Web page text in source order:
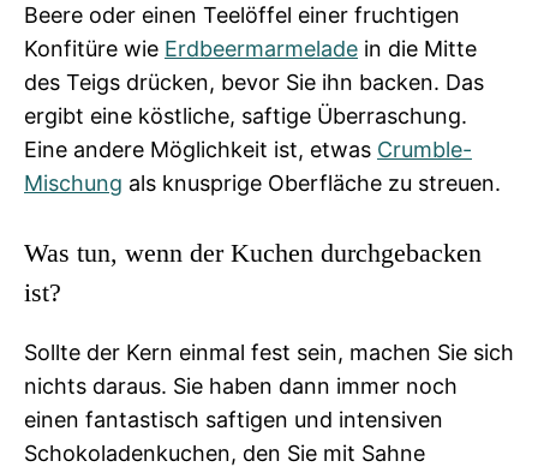
Beere oder einen Teelöffel einer fruchtigen
Konfitüre wie Erdbeermarmelade in die Mitte
des Teigs drücken, bevor Sie ihn backen. Das
ergibt eine köstliche, saftige Überraschung.
Eine andere Möglichkeit ist, etwas Crumble-
Mischung als knusprige Oberfläche zu streuen.
Was tun, wenn der Kuchen durchgebacken
ist?
Sollte der Kern einmal fest sein, machen Sie sich
nichts daraus. Sie haben dann immer noch
einen fantastisch saftigen und intensiven
Schokoladenkuchen, den Sie mit Sahne